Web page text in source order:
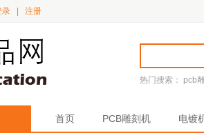
录 注册
热门搜索： pcb
首页 PCB雕刻机 电镀